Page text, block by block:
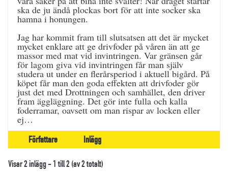
ska de ju ändå plockas bort för att inte socker ska
hamna i honungen.
Jag har kommit fram till slutsatsen att det är mycket
mycket enklare att ge drivfoder på våren än att ge
massor med mat vid invintringen. Var gränsen går
för lagom giva vid invintringen får man själv
studera ut under en flerårsperiod i aktuell bigård. På
köpet får man den goda effekten att drivfoder gör
just det med Drottningen och samhället, den driver
fram äggläggning. Det gör inte fulla och kalla
foderramar, oavsett om man rispar av locken eller
ej…
Författare Inlägg
Visar 2 inlägg - 1 till 2 (av 2 totalt)